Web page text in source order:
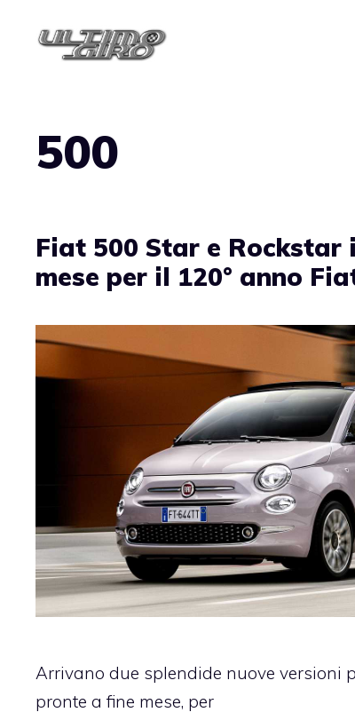
500
Fiat 500 Star e Rockstar
mese per il 120° anno
Arrivano due splendide nuove versioni
pronte a fine mese, per